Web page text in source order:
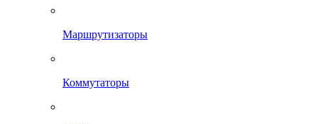
Маршрутизаторы
Коммутаторы